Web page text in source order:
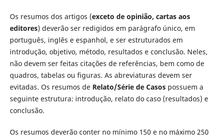
Os resumos dos artigos (exceto de opinião, cartas aos
editores) deverão ser redigidos em parágrafo único, em
português, inglês e espanhol, e ser estruturados em
introdução, objetivo, método, resultados e conclusão. Neles,
não devem ser feitas citações de referências, bem como de
quadros, tabelas ou figuras. As abreviaturas devem ser
evitadas. Os resumos deRelato/Série de Casospossuem a
seguinte estrutura: introdução, relato do caso (resultados) e
conclusão.
Os resumos deverão conter no mínimo 150 e no máximo 250